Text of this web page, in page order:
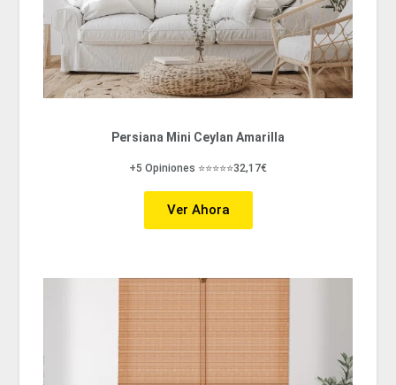
Persiana Mini Ceylan Amarilla
+5 Opiniones ⭐⭐⭐⭐⭐32,17€
Ver Ahora